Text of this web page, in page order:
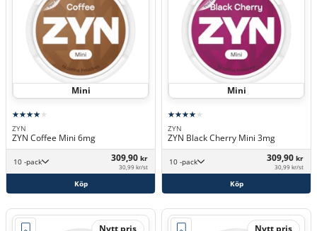
Mini
ZYN
ZYN Coffee Mini 6mg
10 -pack 309,90 kr
30,99 kr/st
Köp
Mini
ZYN
ZYN Black Cherry Mini 3mg
10 -pack 309,90 kr
30,99 kr/st
Köp